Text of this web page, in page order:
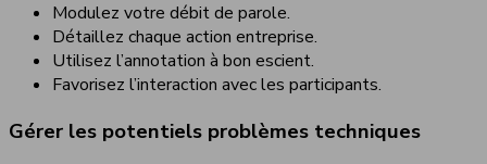
Modulez votre débit de parole.
Détaillez chaque action entreprise.
Utilisez l’annotation à bon escient.
Favorisez l’interaction avec les participants.
Gérer les potentiels problèmes techniques